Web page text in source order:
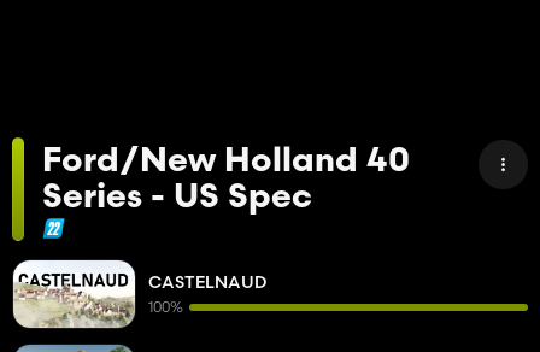
Ford/New Holland 40
Series - US Spec
CASTELNAUD
100%